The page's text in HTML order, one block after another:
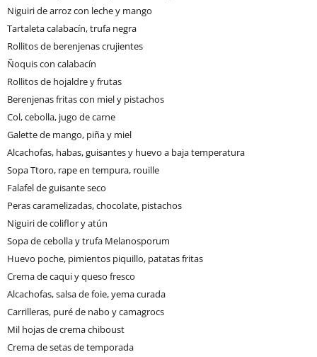
Niguiri de arroz con leche y mango
Tartaleta calabacín, trufa negra
Rollitos de berenjenas crujientes
Ñoquis con calabacín
Rollitos de hojaldre y frutas
Berenjenas fritas con miel y pistachos
Col, cebolla, jugo de carne
Galette de mango, piña y miel
Alcachofas, habas, guisantes y huevo a baja temperatura
Sopa Ttoro, rape en tempura, rouille
Falafel de guisante seco
Peras caramelizadas, chocolate, pistachos
Niguiri de coliflor y atún
Sopa de cebolla y trufa Melanosporum
Huevo poche, pimientos piquillo, patatas fritas
Crema de caqui y queso fresco
Alcachofas, salsa de foie, yema curada
Carrilleras, puré de nabo y camagrocs
Mil hojas de crema chiboust
Crema de setas de temporada